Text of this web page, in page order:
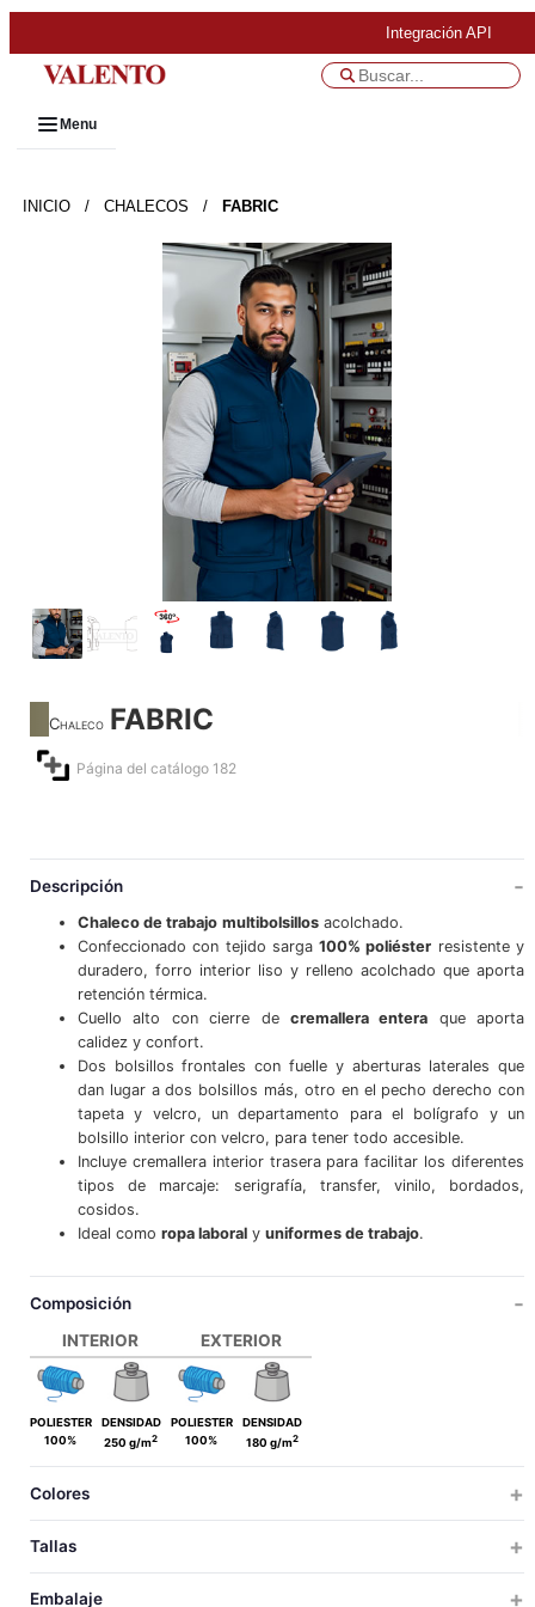
Integración API
Menu
INICIO / CHALECOS / FABRIC
Chaleco FABRIC
Página del catálogo 182
Descripción
Chaleco de trabajo multibolsillosacolchado.
Confeccionado con tejido sarga100% poliéster resistente y
duradero, forro interior liso y relleno acolchado que aporta
retención térmica.
Cuello alto con cierre de cremallera entera que aporta
calidez y confort.
Dos bolsillos frontales con fuelle y aberturas laterales que
dan lugar a dos bolsillos más, otro en el pecho derecho con
tapeta y velcro, un departamento para el bolígrafo y un
bolsillo interior con velcro, para tener todo accesible.
Incluye cremallera interior trasera para facilitar los diferentes
tipos de marcaje: serigrafía, transfer, vinilo, bordados,
cosidos.
Ideal como ropa laboraly uniformes de trabajo.
Composición
INTERIOR
POLIESTER
100%
DENSIDAD
250 g/m2
EXTERIOR
POLIESTER
100%
DENSIDAD
180 g/m2
Colores
Tallas
Embalaje